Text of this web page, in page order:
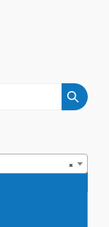
×